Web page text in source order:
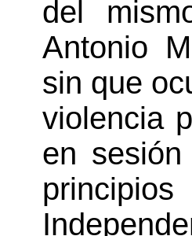
del
Antonio
sin que
violencia
en